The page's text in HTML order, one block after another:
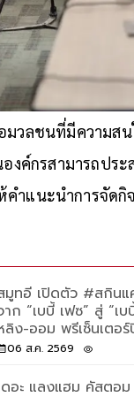
ลชนที่มีความสน
งค์กรสามารถป
ำแนะนำการจัดกิ
มูทอี เปิดตัว #สกินแ
าก “เบบี้ เฟซ” สู่ “เ
ลิง-ออม พรีเซ็นเตอ
น้าครองใจ Gen Z -
06 ส.ค. 2569
ดอะ แลงแฮม คัสตอม